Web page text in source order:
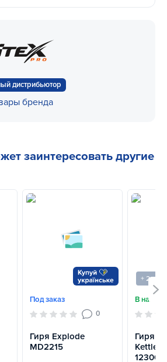
дистрибьютор
бренда
заинтересовать другие
Под заказ
0
Гиря Explode
MD2215
+ 2
В
Гиря
12300